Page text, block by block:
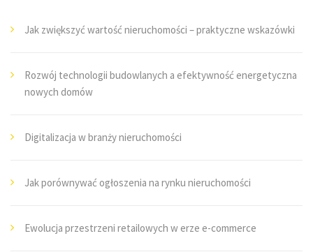
Jak zwiększyć wartość nieruchomości – praktyczne wskazówki
Rozwój technologii budowlanych a efektywność energetyczna
nowych domów
Digitalizacja w branży nieruchomości
Jak porównywać ogłoszenia na rynku nieruchomości
Ewolucja przestrzeni retailowych w erze e-commerce